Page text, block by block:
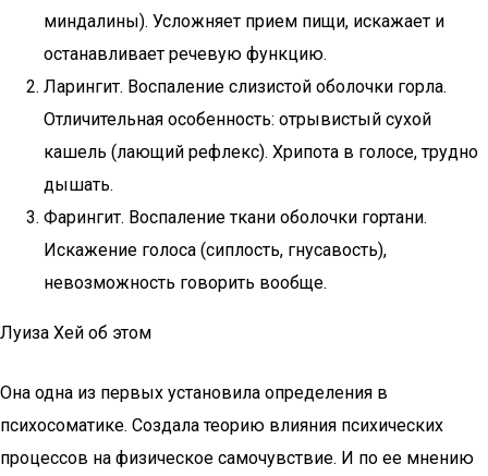
миндалины). Усложняет прием пищи, искажает и
останавливает речевую функцию.
Ларингит. Воспаление слизистой оболочки горла.
Отличительная особенность: отрывистый сухой
кашель (лающий рефлекс). Хрипота в голосе, трудно
дышать.
Фарингит. Воспаление ткани оболочки гортани.
Искажение голоса (сиплость, гнусавость),
невозможность говорить вообще.
Луиза Хей об этом
Она одна из первых установила определения в
психосоматике. Создала теорию влияния психических
процессов на физическое самочувствие. И по ее мнению